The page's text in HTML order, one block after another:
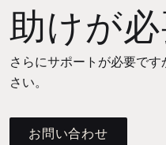
助けが
さらにサポートが必要で
さい。
お問い合わせ